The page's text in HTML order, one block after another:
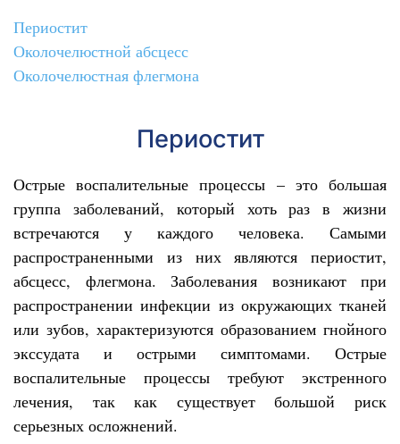
Периостит
Околочелюстной абсцесс
Околочелюстная флегмона
Периостит
Острые воспалительные процессы – это большая
группа заболеваний, который хоть раз в жизни
встречаются у каждого человека. Самыми
распространенными из них являются периостит,
абсцесс, флегмона. Заболевания возникают при
распространении инфекции из окружающих тканей
или зубов, характеризуются образованием гнойного
экссудата и острыми симптомами. Острые
воспалительные процессы требуют экстренного
лечения, так как существует большой риск
серьезных осложнений.